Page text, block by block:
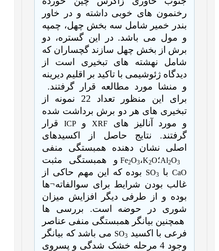
رخنمون های خوبی داشته و در خاور
بندر خمیر شامل سه بخش چهل، چمپه
و مول می باشد. در این گستره، دو
برش از بخش چهل سازند گچساران که
شامل نهشته های تبخیری است از
دیدگاه ژئوشیمی با تاکید بر اقلیم دیرینه
و منشا مورد مطالعه قرار گرفتند.
برای این منظور تعداد 22 نمونه از
تبخیری هایهر دو برش برداشت شده
و مورد آنالیز های
XRFو ICPقرار
گرفتند. نتایج حاصل از اکسیدهای
اصلی نشان دهنده همبستگی منفی
Al2O3 ؛ K2O ، Fe2O3 و همبستگی مثبت
CaOبا SO3
بوده که این مهم حاکی از
غالب بودن شرایط برای سوالفاته¬ها
بوده و از طرفی دیگر افزایش میزان
شوری در حوضه است. بررسی ها
همچنین بیانگر همبستگی منفی عناصر
فرعی با اکسید SO3
می باشد که بیانگر
وجود 4 مرحله خشک شدگی و پسروی